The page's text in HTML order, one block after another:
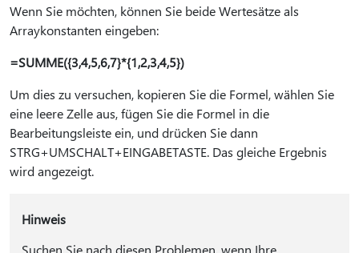
Wenn Sie möchten, können Sie beide Wertesätze als
Arraykonstanten eingeben:
=SUMME({3,4,5,6,7}*{1,2,3,4,5})
Um dies zu versuchen, kopieren Sie die Formel, wählen Sie
eine leere Zelle aus, fügen Sie die Formel in die
Bearbeitungsleiste ein, und drücken Sie dann
STRG+UMSCHALT+EINGABETASTE. Das gleiche Ergebnis
wird angezeigt.
Hinweis
Suchen Sie nach diesen Problemen, wenn Ihre